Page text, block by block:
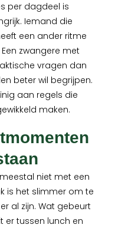
per dagdeel is
Iemand die
een ander ritme
zwangere met
vragen dan
beter wil begrijpen.
aan regels die
maken.
niet met een
is het slimmer om te
al zijn. Wat gebeurt
er tussen lunch en